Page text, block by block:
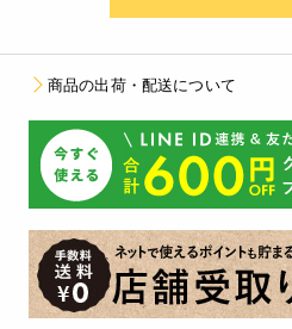
商品の出荷・配送について